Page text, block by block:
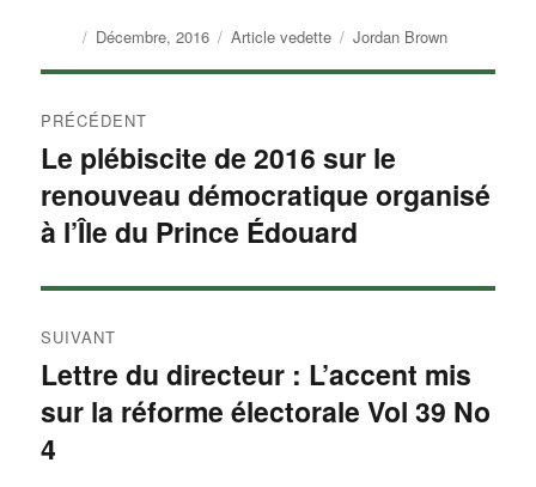
Auteur
Publié
Décembre, 2016 Catégories
Article vedette Étiquettes
Jordan Brown
de
l'article
PRÉCÉDENT
Article
précédent :
Le plébiscite de 2016 sur le
renouveau démocratique organisé
à l’Île du Prince Édouard
SUIVANT
Article
Suivant :
Lettre du directeur : L’accent mis
sur la réforme électorale Vol 39 No
4